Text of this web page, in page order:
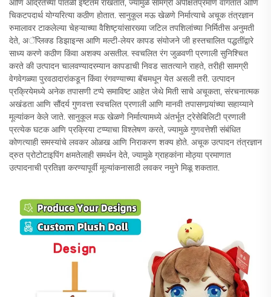
आणि आर्द्रतेच्या पातळी इष्टतम राखतात, ज्यामुळे सामग्री अपेक्षितप्रमाणे वागतात आणि
चिकटपदार्थ योग्यरित्या कठीण होतात. सानुकूल मऊ खेळणे निर्मात्याचे अचूक तंत्रज्ञान
रुमालावर टाकलेल्या चेहऱ्याच्या वैशिष्ट्यांसारख्या जटिल तपशिलांच्या निर्मितीस अनुमती
देते, अॅप्लिक्ड डिझाइन्स आणि मल्टी-लेयर कापड संयोजने जी हस्तचालित पद्धतींद्वारे
साध्य करणे कठीण किंवा अशक्य असतील. स्वचलित रंग जुळवणी प्रणाली सुनिश्चित
करते की उत्पादन चालवण्यादरम्यान कापडाची निवड सातत्याने राहते, तरीही सामग्री
वेगवेगळ्या पुरवठादारांकडून किंवा रंगवण्याच्या बॅचमधून येत असली तरी. उत्पादन
प्रक्रियेमध्ये अनेक तपासणी टप्पे समाविष्ट आहेत जेथे मिती साचे अचूकता, संरचनात्मक
अखंडता आणि सौंदर्य गुणवत्ता स्वचलित प्रणाली आणि मानवी तपासणार्‍यांच्या सहाय्याने
मूल्यांकन केले जाते. सानुकूल मऊ खेळणे निर्मात्यामध्ये अंतर्भूत ट्रेसेबिलिटी प्रणाली
प्रत्येक घटक आणि प्रक्रिया टप्प्याचा विश्लेषण करते, ज्यामुळे गुणवत्तेशी संबंधित
कोणत्याही समस्यांचे लवकर ओळख आणि निराकरण शक्य होते. अचूक उत्पादन तंत्रज्ञान
द्रुत प्रोटोटाइपिंग क्षमतेलाही समर्थन देते, ज्यामुळे ग्राहकांना मोठ्या प्रमाणात
उत्पादनाची प्रतिज्ञा करण्यापूर्वी मूल्यांकनासाठी लवकर नमुने मिळू शकतात.